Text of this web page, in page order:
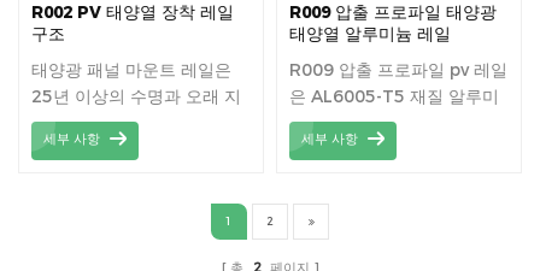
R002 PV 태양열 장착 레일
구조
태양광 패널 마운트 레일은
25년 이상의 수명과 오래 지
속되는 내구성을 보장하는 고
성능 올 브래킷 소재입니다.
세부 사항
R009 압출 프로파일 태양광
태양열 알루미늄 레일
R009 압출 프로파일 pv 레일
은 AL6005-T5 재질 알루미
늄 압출 프로파일입니다.
세부 사항
1 2